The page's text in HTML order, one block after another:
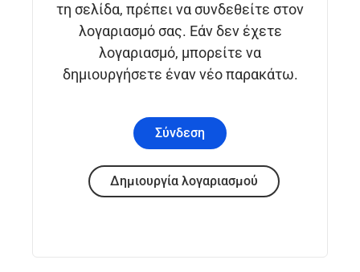
τη σελίδα, πρέπει να συνδεθείτε στον
λογαριασμό σας. Εάν δεν έχετε
λογαριασμό, μπορείτε να
δημιουργήσετε έναν νέο παρακάτω.
Σύνδεση
Δημιουργία λογαριασμού